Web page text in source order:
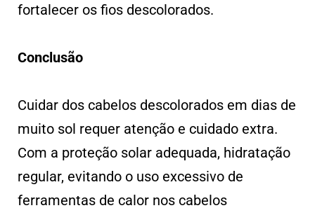
fortalecer os fios descolorados.
Conclusão
Cuidar dos cabelos descolorados em dias de
muito sol requer atenção e cuidado extra.
Com a proteção solar adequada, hidratação
regular, evitando o uso excessivo de
ferramentas de calor nos cabelos